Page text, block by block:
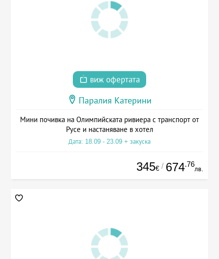
виж офертата
Паралия Катерини
Мини почивка на Олимпийската ривиера с транспорт от
Русе и настаняване в хотел
Дата: 18.09 - 23.09 + закуска
345€ / 674.76
лв.